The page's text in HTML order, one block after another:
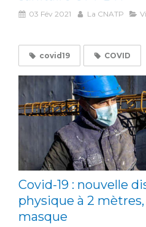
03 Fév 2021 La CNATP
covid19 COVID
Covid-19 : nouvelle
physique à 2
masque